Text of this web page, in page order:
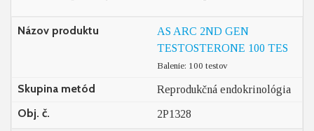
Názov produktu
AS ARC 2ND GEN
TESTOSTERONE 100 TES
Balenie: 100 testov
Skupina metód Reprodukčná endokrinológia
Obj. č. 2P1328